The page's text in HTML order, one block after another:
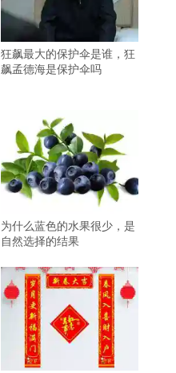
狂飙最大的保护伞是谁，狂
飙孟德海是保护伞吗
为什么蓝色的水果很少，是
自然选择的结果